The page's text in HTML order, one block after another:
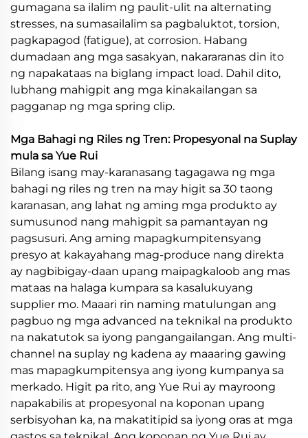
gumagana sa ilalim ng paulit-ulit na alternating
stresses, na sumasailalim sa pagbaluktot, torsion,
pagkapagod (fatigue), at corrosion. Habang
dumadaan ang mga sasakyan, nakararanas din ito
ng napakataas na biglang impact load. Dahil dito,
lubhang mahigpit ang mga kinakailangan sa
pagganap ng mga spring clip.
Mga Bahagi ng Riles ng Tren: Propesyonal na Suplay
mula sa Yue Rui
Bilang isang may-karanasang tagagawa ng mga
bahagi ng riles ng tren na may higit sa 30 taong
karanasan, ang lahat ng aming mga produkto ay
sumusunod nang mahigpit sa pamantayan ng
pagsusuri. Ang aming mapagkumpitensyang
presyo at kakayahang mag-produce nang direkta
ay nagbibigay-daan upang maipagkaloob ang mas
mataas na halaga kumpara sa kasalukuyang
supplier mo. Maaari rin naming matulungan ang
pagbuo ng mga advanced na teknikal na produkto
na nakatutok sa iyong pangangailangan. Ang multi-
channel na suplay ng kadena ay maaaring gawing
mas mapagkumpitensya ang iyong kumpanya sa
merkado. Higit pa rito, ang Yue Rui ay mayroong
napakabilis at propesyonal na koponan upang
serbisyohan ka, na makatitipid sa iyong oras at mga